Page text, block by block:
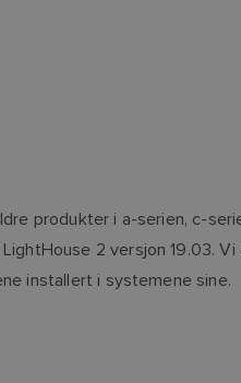
produkter i a-serien, c-
2 versjon 19.03.
installert i systemene sine.